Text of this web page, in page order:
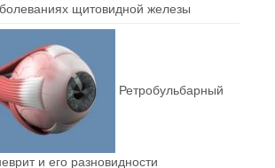
щитовидной железы
Ретробульбарный
и его разновидности